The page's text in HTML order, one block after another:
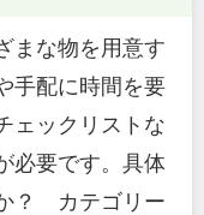
まな物を用意す
手配に時間を要
ェックリストな
必要です。具体
？ カテゴリー